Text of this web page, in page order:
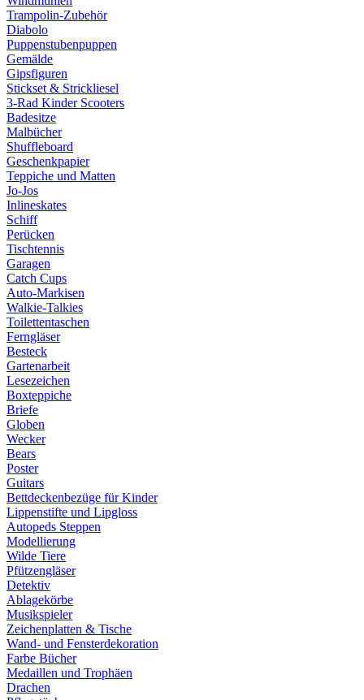
Trampolin-Zubehör
Diabolo
Puppenstubenpuppen
Gemälde
Gipsfiguren
Stickset & Strickliesel
3-Rad Kinder Scooters
Badesitze
Malbücher
Shuffleboard
Geschenkpapier
Teppiche und Matten
Jo-Jos
Inlineskates
Schiff
Perücken
Tischtennis
Garagen
Catch Cups
Auto-Markisen
Walkie-Talkies
Toilettentaschen
Ferngläser
Besteck
Gartenarbeit
Lesezeichen
Boxteppiche
Briefe
Globen
Wecker
Bears
Poster
Guitars
Bettdeckenbezüge für Kinder
Lippenstifte und Lipgloss
Autopeds Steppen
Modellierung
Wilde Tiere
Pfützengläser
Detektiv
Ablagekörbe
Musikspieler
Zeichenplatten & Tische
Wand- und Fensterdekoration
Farbe Bücher
Medaillen und Trophäen
Drachen